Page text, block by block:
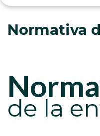
Normativa
de la